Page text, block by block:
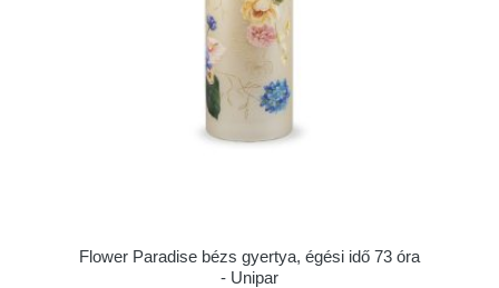
Flower Paradise bézs gyertya, égési idő 73 óra
- Unipar